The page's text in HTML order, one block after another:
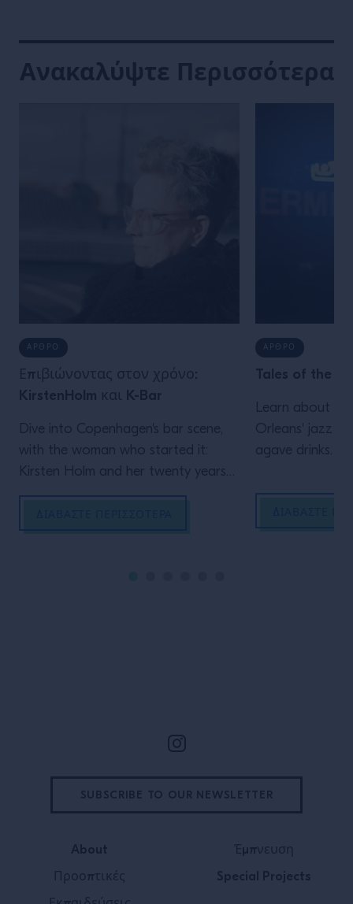
(«Ω, μερικές
Instagram,
να είναι;»).
χρόνου ή
Ανακαλύψτε Περισσότερα
ΆΡΘΡΟ
Επιβιώνοντας στον χρόνο:
KirstenHolm και K-Bar
Dive into Copenhagen's bar scene,
with the woman who started it:
Kirsten Holm and her twenty years
old K-Bar
ΆΡΘΡΟ
Tales of the
Learn about
Orleans' jazz
agave drinks.
second day at
About
Προοπτικές
Έμπνευση
Special Projects
SUBSCRIBE TO OUR NEWSLETTER